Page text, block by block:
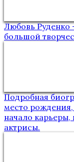
Любовь Руденко
большой
Подробная
место рождения,
начало
актрисы.